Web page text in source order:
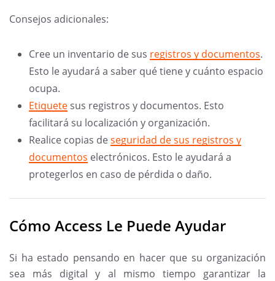
Consejos adicionales:
Cree un inventario de sus registros y documentos.
Esto le ayudará a saber qué tiene y cuánto espacio
ocupa.
Etiquete sus registros y documentos. Esto
facilitará su localización y organización.
Realice copias deseguridad de sus registros y
documentos electrónicos. Esto le ayudará a
protegerlos en caso de pérdida o daño.
Cómo Access Le Puede Ayudar
Si ha estado pensando en hacer que su organización
sea más digital y al mismo tiempo garantizar la